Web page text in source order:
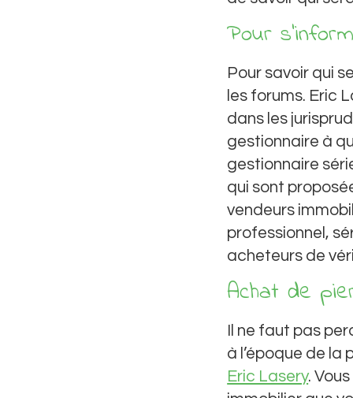
Pour
Pour savoir qui
les forums. Eric
dans les
gestionnaire à
gestionnaire
qui sont
vendeurs
professionnel,
acheteurs de
Achat de
Il ne faut pas
à l’époque de la
Eric Lasery.